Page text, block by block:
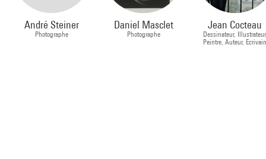
André Steiner
Photographe
Daniel Masclet
Photographe
Jean Cocteau
Dessinateur,
Peintre, Auteur,